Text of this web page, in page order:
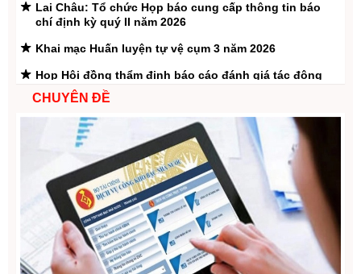
Lai Châu: Tổ chức Họp báo cung cấp thông tin báo
chí định kỳ quý II năm 2026
Khai mạc Huấn luyện tự vệ cụm 3 năm 2026
Họp Hội đồng thẩm định báo cáo đánh giá tác động
môi trường Dự án Thủy điện Là Pơ
Lai Châu quy tập 47 hài cốt liệt sĩ hy sinh trong trận
đánh năm 1951
Trưởng Ban Tổ chức Tỉnh ủy Lê Thị Hường thăm hỏi,
tặng quà nhân dịp 79 năm Ngày Thương binh - Liệt sĩ
tại xã Lê Lợi và xã Nậm Hàng
Đoàn công tác Tỉnh ủy thăm, tặng quà các gia đình
chính sách tại xã Bum Nưa và Bum Tở
Hội nghị Báo cáo viên cấp tỉnh tháng 7/2026
CHUYÊN ĐỀ